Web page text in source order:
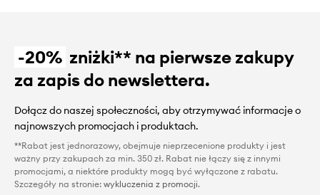
-20% zniżki** na pierwsze zakupy
za zapis do newslettera.
Dołącz do naszej społeczności, aby otrzymywać informacje o
najnowszych promocjach i produktach.
**Rabat jest jednorazowy, obejmuje nieprzecenione produkty i jest
ważny przy zakupach za min. 350 zł. Rabat nie łączy się z innymi
promocjami, a niektóre produkty mogą być wyłączone z rabatu.
Szczegóły na stronie: wykluczenia z promocji.